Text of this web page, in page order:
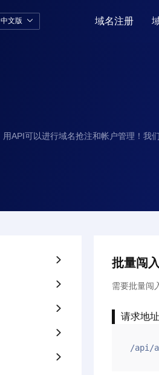
中文版  域名注册
用API可以进行域名抢注和帐户管理！我





批量闯
需要批量闯
请求地址
/api/